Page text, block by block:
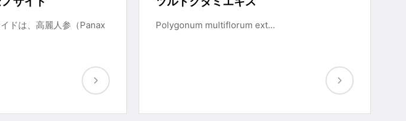
ドは、高麗人参（Panax
Polygonum multiflorum ext…